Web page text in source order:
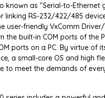
known as "Serial-to-
linking RS-232/422/485
user-friendly VxComm
the built-in COM ports of the
ports on a PC. By virtue of
a small-core OS and high
to meet the demands of